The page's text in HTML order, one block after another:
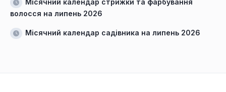
волосся на липень 2026
Місячний календар садівника на липень 2026